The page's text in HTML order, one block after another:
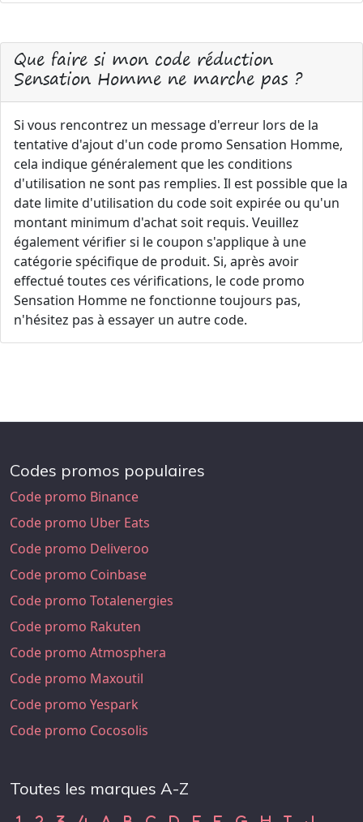
Que faire si mon code réduction
Sensation Homme ne marche pas ?
Si vous rencontrez un message d'erreur lors de la
tentative d'ajout d'un code promo Sensation Homme,
cela indique généralement que les conditions
d'utilisation ne sont pas remplies. Il est possible que la
date limite d'utilisation du code soit expirée ou qu'un
montant minimum d'achat soit requis. Veuillez
également vérifier si le coupon s'applique à une
catégorie spécifique de produit. Si, après avoir
effectué toutes ces vérifications, le code promo
Sensation Homme ne fonctionne toujours pas,
n'hésitez pas à essayer un autre code.
Codes promos populaires
Code promo Binance
Code promo Uber Eats
Code promo Deliveroo
Code promo Coinbase
Code promo Totalenergies
Code promo Rakuten
Code promo Atmosphera
Code promo Maxoutil
Code promo Yespark
Code promo Cocosolis
Toutes les marques A-Z